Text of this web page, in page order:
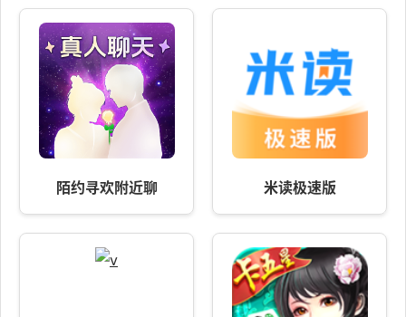
陌约寻欢附近聊 米读极速版